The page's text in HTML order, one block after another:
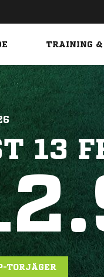
TRAINING &
13
TORJÄGER